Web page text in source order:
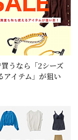
うなら「2シーズ
アイテム」が狙い